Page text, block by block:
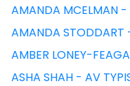
AMANDA MCELMAN -
AMANDA STODDART
AMBER LONEY-
ASHA SHAH - AV